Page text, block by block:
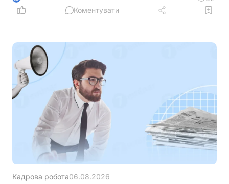
стажу та призначення пенсій
Коментувати
Кадрова робота06.08.2026